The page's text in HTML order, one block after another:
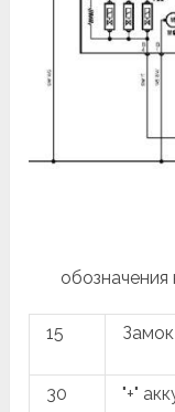
15
30 "+"